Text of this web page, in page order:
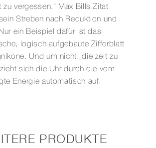
zu vergessen.“ Max Bills Zitat
Streben nach Reduktion und
ein Beispiel dafür ist das
logisch aufgebaute Zifferblatt
Und um nicht „die zeit zu
sich die Uhr durch die vom
Energie automatisch auf.
PRODUKTE